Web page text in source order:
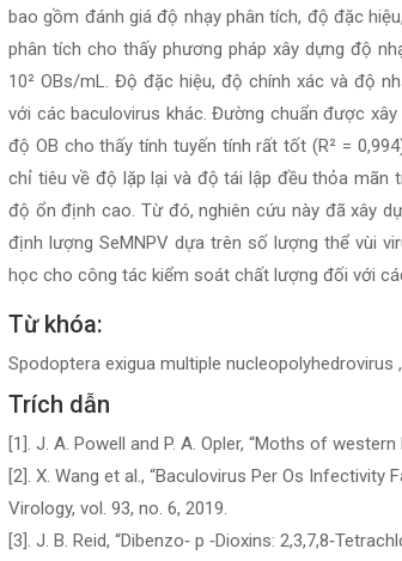
bao gồm đánh giá độ nhạy phân tích, độ đặc
phân tích cho thấy phương pháp xây dựng độ
10² OBs/mL. Độ đặc hiệu, độ chính xác và độ
với các baculovirus khác. Đường chuẩn được
độ OB cho thấy tính tuyến tính rất tốt (R² =
chỉ tiêu về độ lặp lại và độ tái lập đều thỏa mãn
độ ổn định cao. Từ đó, nghiên cứu này đã xây
định lượng SeMNPV dựa trên số lượng thể vùi
học cho công tác kiểm soát chất lượng đối với
Từ khóa:
Spodoptera exigua multiple nucleopolyhedrovirus
Trích dẫn
[1]. J. A. Powell and P. A. Opler, “Moths of
[2]. X. Wang et al., “Baculovirus Per Os
Virology, vol. 93, no. 6, 2019.
[3]. J. B. Reid, “Dibenzo‐ p ‐Dioxins: